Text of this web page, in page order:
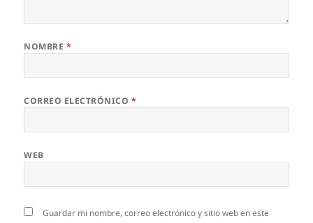
NOMBRE *
CORREO ELECTRÓNICO *
WEB
Guardar mi nombre, correo electrónico y sitio web en este